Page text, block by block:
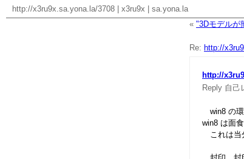
http://x3ru9x.sa.yona.la/3708 x3ru9x sa.yona.la
« "3Dモデルが
Re: http://
http://
Reply 自己
win8 の環
win8 は面
これは当